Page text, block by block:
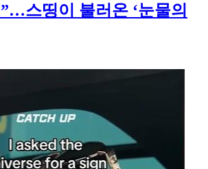
스띵이 불러온 ‘눈물의